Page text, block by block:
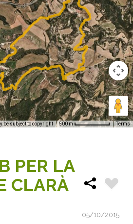
be subject to copyright 500 m Terms
PER LA
CLARÀ
05/10/2015